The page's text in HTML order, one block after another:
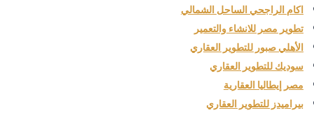
اكام الراجحي الساحل الشمالي
تطوير مصر للانشاء والتعمير
الأهلي صبور للتطوير العقاري
سوديك للتطوير العقاري
مصر إيطاليا العقارية
بيراميدز للتطوير العقاري